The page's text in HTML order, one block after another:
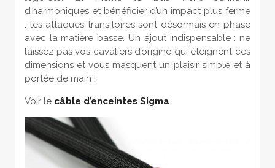
d’harmoniques et bénéficier d’un impact plus ferme
: les attaques transitoires sont désormais en phase
avec la matière basse. Un ajout indispensable : ne
laissez pas vos cavaliers d’origine qui éteignent ces
dimensions et vous masquent un plaisir simple et à
portée de main !
Voir le câble d’enceintes Sigma